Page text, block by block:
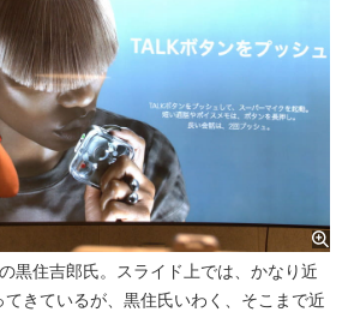
黒住吉郎氏。スライド上では、かなり近
てきているが、黒住氏いわく、そこまで近